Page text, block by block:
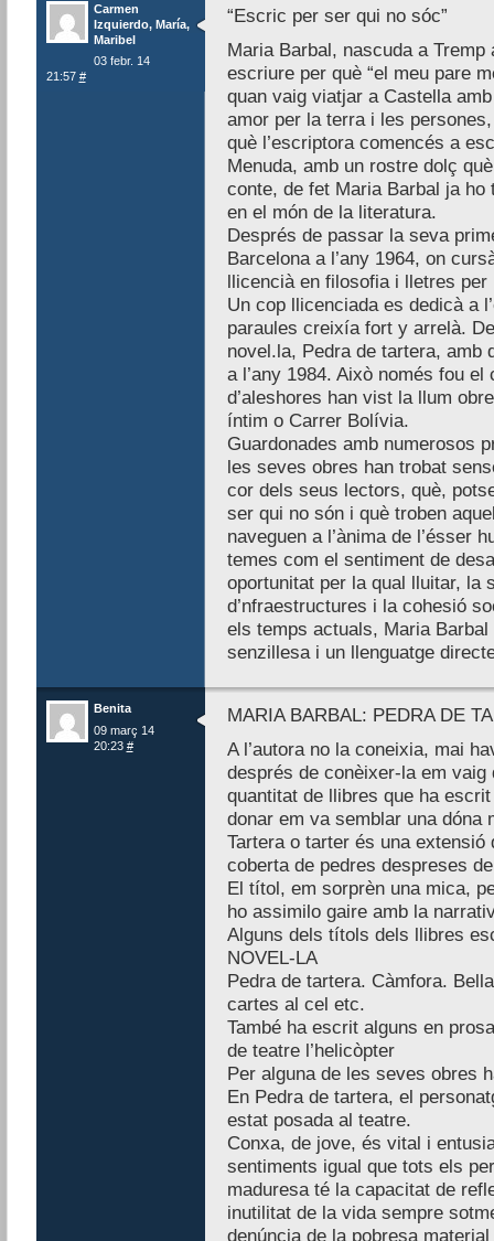
Carmen
Izquierdo, María,
Maribel
03 febr. 14
21:57 #
“Escric per ser qui no sóc”
Maria Barbal, nascuda a Tremp
escriure per què “el meu pare
quan vaig viatjar a Castella amb
amor per la terra i les
què l’escriptora comencés a
Menuda, amb un rostre dolç
conte, de fet Maria Barbal ja
en el món de la literatura.
Després de passar la seva
Barcelona a l’any 1964, on
llicencià en filosofia i lletres
Un cop llicenciada es dedicà a
paraules creixía fort y arrelà.
novel.la, Pedra de tartera, amb
a l’any 1984. Això només fou
d’aleshores han vist la llum
íntim o Carrer Bolívia.
Guardonades amb numerosos
les seves obres han trobat
cor dels seus lectors, què,
ser qui no són i què troben
naveguen a l’ànima de l’ésser
temes com el sentiment de
oportunitat per la qual lluitar, la
d’nfraestructures i la cohesió
els temps actuals, Maria
senzillesa i un llenguatge
Benita
09 març 14
20:23 #
MARIA BARBAL: PEDRA DE
A l’autora no la coneixia, mai
després de conèixer-la em
quantitat de llibres que ha escrit
donar em va semblar una dóna
Tartera o tarter és una extensió
coberta de pedres despreses
El títol, em sorprèn una mica,
ho assimilo gaire amb la
Alguns dels títols dels llibres
NOVEL-LA
Pedra de tartera. Càmfora.
cartes al cel etc.
També ha escrit alguns en
de teatre l’helicòpter
Per alguna de les seves obres
En Pedra de tartera, el
estat posada al teatre.
Conxa, de jove, és vital i
sentiments igual que tots els
maduresa té la capacitat de
inutilitat de la vida sempre
denúncia de la pobresa